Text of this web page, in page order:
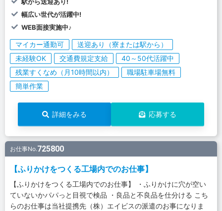
駅から送迎あり!
幅広い世代が活躍中!
WEB面接実施中♪
マイカー通勤可
送迎あり（寮または駅から）
未経験OK
交通費規定支給
40～50代活躍中
残業すくなめ（月10時間以内）
職場駐車場無料
簡単作業
詳細をみる 応募する
お仕事No.725800
【ふりかけをつくる工場内でのお仕事】
【ふりかけをつくる工場内でのお仕事】 ・ふりかけに穴が空い
ていないかパパっと目視で検品 ・良品と不良品を仕分ける こち
らのお仕事は当社提携先（株）エイビスの派遣のお事になりま